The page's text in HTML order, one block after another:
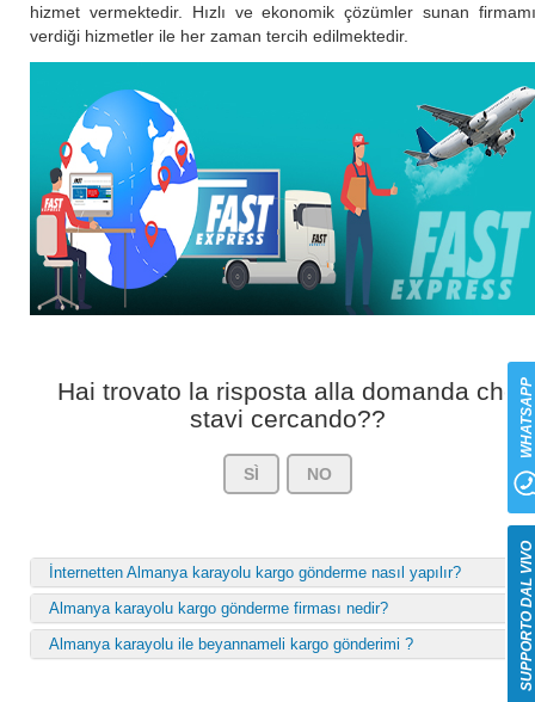
hizmet vermektedir. Hızlı ve ekonomik çözümler sunan
verdiği hizmetler ile her zaman tercih edilmektedir.
Hai trovato la risposta alla domanda che
stavi cercando??
SÌ NO
İnternetten Almanya karayolu kargo gönderme nasıl yapılır?
Almanya karayolu kargo gönderme firması nedir?
Almanya karayolu ile beyannameli kargo gönderimi ?
SUPPORTO DAL VIVO
WHATSAPP